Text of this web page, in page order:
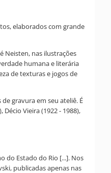
elaborados com grande
Neisten, nas ilustrações
humana e literária
de texturas e jogos de
gravura em seu ateliê. É
Vieira (1922 - 1988),
do Estado do Rio [...]. Nos
publicadas apenas nas